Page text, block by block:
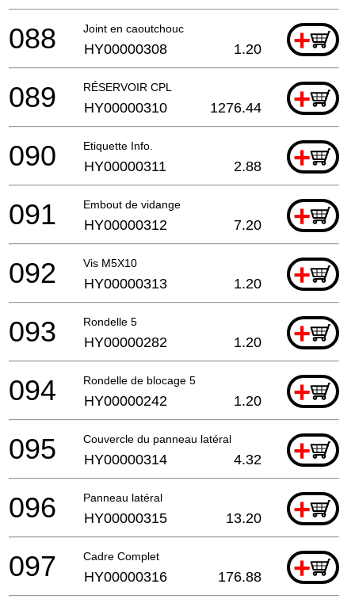
Joint en caoutchouc +
088 HY00000308 1.20
RÉSERVOIR CPL +
089 HY00000310 1276.44
Etiquette Info. +
090 HY00000311 2.88
Embout de vidange +
091 HY00000312 7.20
Vis M5X10 +
092 HY00000313 1.20
Rondelle 5 +
093 HY00000282 1.20
Rondelle de blocage 5 +
094 HY00000242 1.20
Couvercle du panneau latéral +
095 HY00000314 4.32
Panneau latéral +
096 HY00000315 13.20
Cadre Complet +
097 HY00000316 176.88